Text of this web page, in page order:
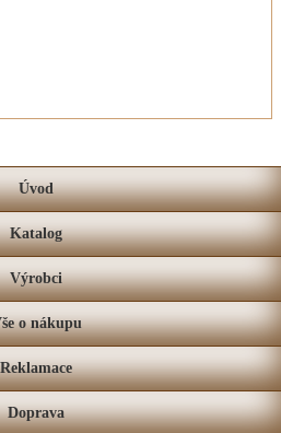
Úvod
Katalog
Výrobci
o nákupu
Reklamace
Doprava